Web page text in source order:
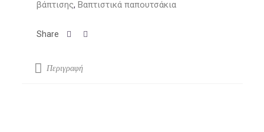
βάπτισης, Βαπτιστικά παπουτσάκια
Περιγραφή